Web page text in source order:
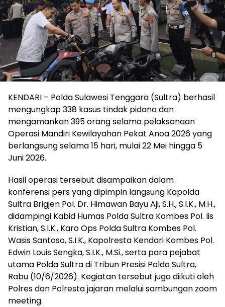
KENDARI – Polda Sulawesi Tenggara (Sultra) berhasil
mengungkap 338 kasus tindak pidana dan
mengamankan 395 orang selama pelaksanaan
Operasi Mandiri Kewilayahan Pekat Anoa 2026 yang
berlangsung selama 15 hari, mulai 22 Mei hingga 5
Juni 2026.
Hasil operasi tersebut disampaikan dalam
konferensi pers yang dipimpin langsung Kapolda
Sultra Brigjen Pol. Dr. Himawan Bayu Aji, S.H., S.I.K., M.H.,
didampingi Kabid Humas Polda Sultra Kombes Pol. Iis
Kristian, S.I.K., Karo Ops Polda Sultra Kombes Pol.
Wasis Santoso, S.I.K., Kapolresta Kendari Kombes Pol.
Edwin Louis Sengka, S.I.K., M.Si., serta para pejabat
utama Polda Sultra di Tribun Presisi Polda Sultra,
Rabu (10/6/2026). Kegiatan tersebut juga diikuti oleh
Polres dan Polresta jajaran melalui sambungan zoom
meeting.